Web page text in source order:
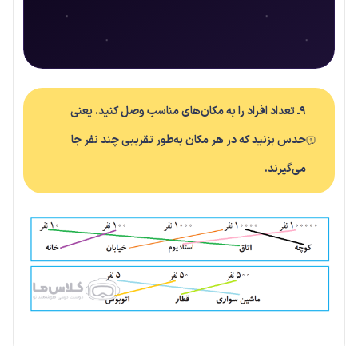
۹ـ تعداد افراد را به مکان‌های مناسب وصل کنید. یعنی
حدس بزنید که در هر مکان به‌طور تقریبی چند نفر جا
می‌گیرند.